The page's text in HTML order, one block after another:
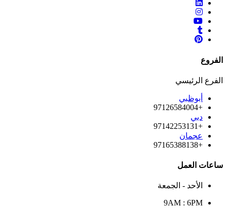
الفروع
الفرع الرئيسي
أبوظبي
+97126584004
دبي
+97142253131
عجمان
+97165388138
ساعات العمل
الأحد - الجمعة
9AM : 6PM